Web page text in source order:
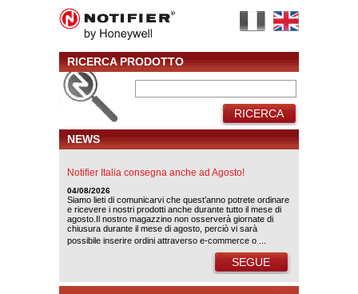
RICERCA PRODOTTO
RICERCA
NEWS
Notifier Italia consegna anche ad Agosto!
04/08/2026
Siamo lieti di comunicarvi che quest’anno potrete ordinare
e ricevere i nostri prodotti anche durante tutto il mese di
agosto.Il nostro magazzino non osserverà giornate di
chiusura durante il mese di agosto, perciò vi sarà
possibile inserire ordini attraverso e-commerce o ...
SEGUE